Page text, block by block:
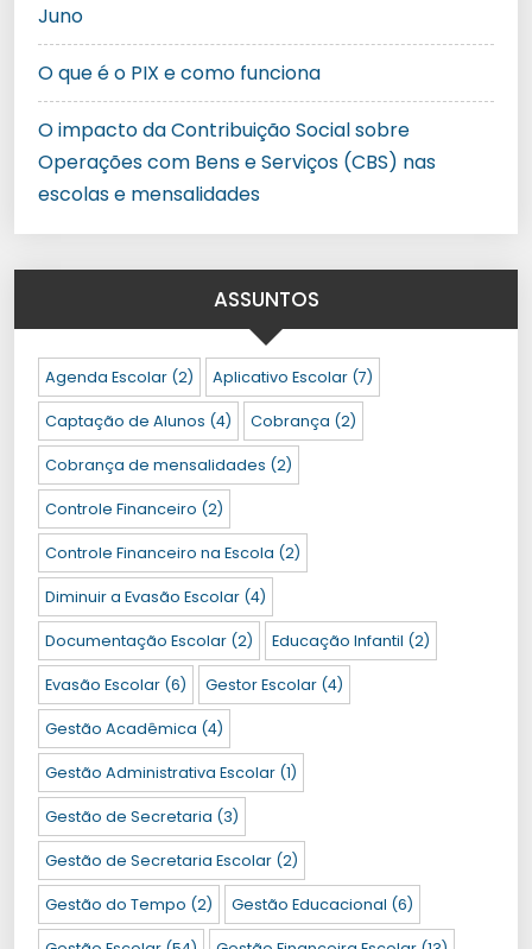
Juno
O que é o PIX e como funciona
O impacto da Contribuição Social sobre
Operações com Bens e Serviços (CBS) nas
escolas e mensalidades
ASSUNTOS
Agenda Escolar (2) Aplicativo Escolar (7)
Captação de Alunos (4) Cobrança (2)
Cobrança de mensalidades (2)
Controle Financeiro (2)
Controle Financeiro na Escola (2)
Diminuir a Evasão Escolar (4)
Documentação Escolar (2) Educação Infantil (2)
Evasão Escolar (6) Gestor Escolar (4)
Gestão Acadêmica (4)
Gestão Administrativa Escolar (1)
Gestão de Secretaria (3)
Gestão de Secretaria Escolar (2)
Gestão do Tempo (2) Gestão Educacional (6)